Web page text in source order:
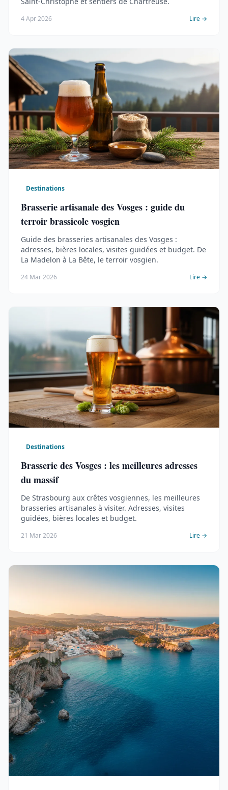
4 Apr 2026 Lire →
Destinations
Brasserie artisanale des Vosges : guide du
terroir brassicole vosgien
Guide des brasseries artisanales des Vosges :
adresses, bières locales, visites guidées et budget. De
La Madelon à La Bête, le terroir vosgien.
24 Mar 2026 Lire →
Destinations
Brasserie des Vosges : les meilleures adresses
du massif
De Strasbourg aux crêtes vosgiennes, les meilleures
brasseries artisanales à visiter. Adresses, visites
guidées, bières locales et budget.
21 Mar 2026 Lire →